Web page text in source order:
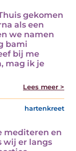
gekomen
als een
we namen
bami
bij me
mag ik je
Lees meer >
hartenkreet
mediteren en
wij er langs